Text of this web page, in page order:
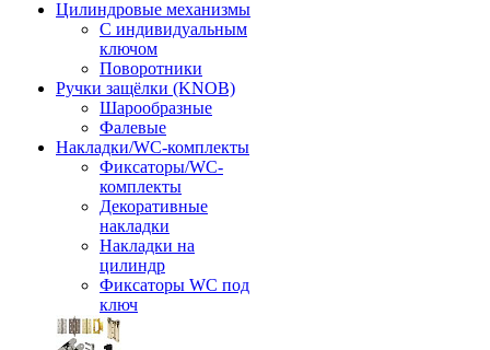
Цилиндровые механизмы
С индивидуальным
ключом
Поворотники
Ручки защёлки (KNOB)
Шарообразные
Фалевые
Накладки/WC-комплекты
Фиксаторы/WC-
комплекты
Декоративные
накладки
Накладки на
цилиндр
Фиксаторы WC под
ключ